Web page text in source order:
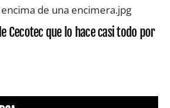
Cecotec que lo hace casi todo por